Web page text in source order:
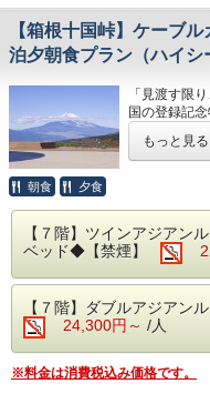
・15:00～
・ 6:00～
◆エステ・岩
事前予約制で
詳細につき
ださい。
※30台と限り
※満車の場合
インパーキン
■駐車場はホ
い。
◆その他の税
入湯税150
お部屋から
相模湾の朝
◆お部屋
相模湾から
※３歳未満の
ご記入くださ
朝食は相模
な夜景を目
※日が暮れる
※体験型の浜
※内容・品数
予めご了承
【箱根十国峠】ケーブ
泊夕朝食プラン（ハイシ
「見渡す限
国の登録記
占め。
是非、十国峠
＊十国峠に
す。
があります。
詳細は＜
もっと見る
朝食 夕食
【７階】ツインアジアン
ベッド◆【禁煙】
【７階】ダブルアジア
24,300円～ /人
※料金は消費税込み価格です。